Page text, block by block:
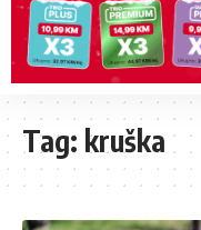
Tag: kruška